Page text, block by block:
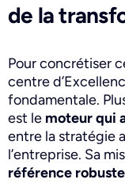
de la
Pour concrétiser
centre
fondamentale.
est le moteur qui
entre la stratégie
l’entreprise. Sa
référence